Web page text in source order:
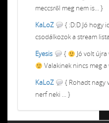
meccsről meg nem is... }
KaLoZ
{ :D:D Jó hogy
csodálkozok a stream
Eyesis
{
Jó volt
Valakinek nincs meg a
KaLoZ
{ Rohadt nagy
nerf neki ... }